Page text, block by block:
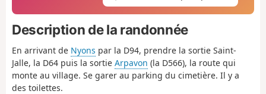
Description de la randonnée
En arrivant de Nyons par la D94, prendre la sortie Saint-
Jalle, la D64 puis la sortie Arpavon (la D566), la route qui
monte au village. Se garer au parking du cimetière. Il y a
des toilettes.